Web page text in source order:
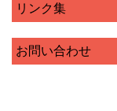
リンク集
お問い合わせ